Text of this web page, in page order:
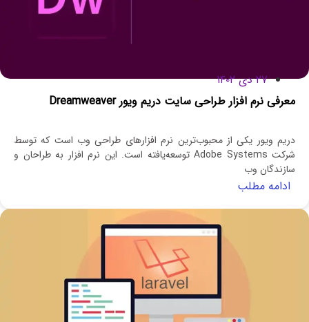
۲۷ دی ۱۴۰۲
معرفی نرم افزار طراحی سایت دریم ویور Dreamweaver
دریم ویور یکی از محبوب‌ترین نرم‌ افزارهای طراحی وب است که توسط
شرکت Adobe Systems توسعه‌یافته است. این نرم‌ افزار به طراحان و
سازندگان وب
ادامه مطلب